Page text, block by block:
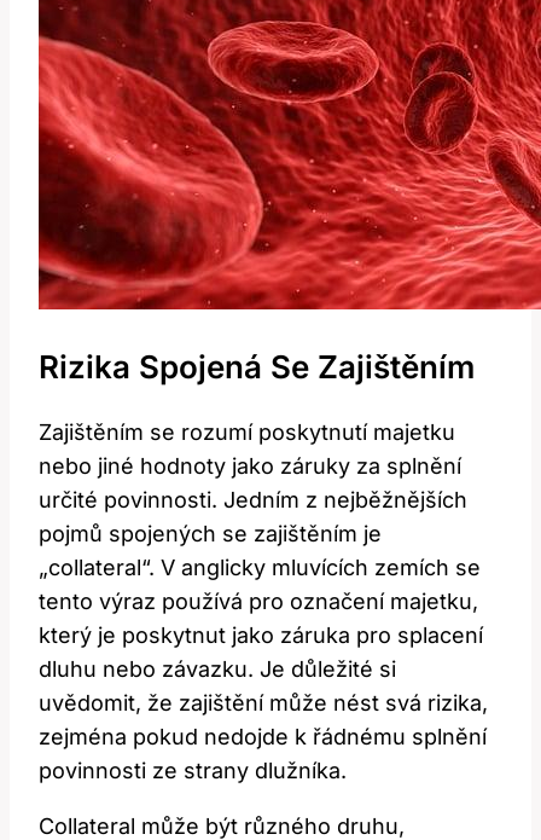
Rizika Spojená Se Zajištěním
Zajištěním se rozumí poskytnutí majetku
nebo jiné hodnoty jako záruky za splnění
určité povinnosti. Jedním z nejběžnějších
pojmů spojených se zajištěním je
„collateral“. V anglicky mluvících zemích se
tento výraz používá pro označení majetku,
který je poskytnut jako záruka pro splacení
dluhu nebo závazku. Je důležité si
uvědomit, že zajištění může nést svá rizika,
zejména pokud nedojde k řádnému splnění
povinnosti ze strany dlužníka.
Collateral může být různého druhu,